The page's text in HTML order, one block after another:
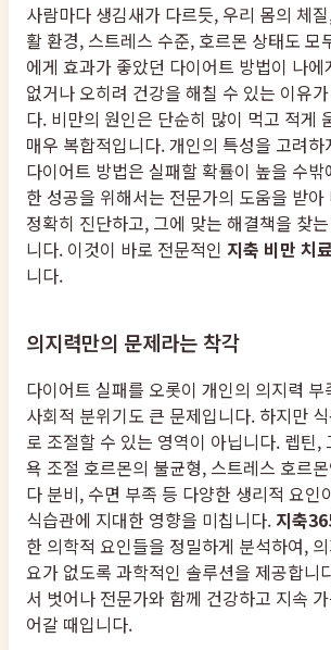
사람마다 생김새가 다르듯, 우리 몸의 체
활 환경, 스트레스 수준, 호르몬 상태도 모
에게 효과가 좋았던 다이어트 방법이 나
없거나 오히려 건강을 해칠 수 있는 이유
다. 비만의 원인은 단순히 많이 먹고 적게
매우 복합적입니다. 개인의 특성을 고려하
다이어트 방법은 실패할 확률이 높을 수밖
한 성공을 위해서는 전문가의 도움을 받
정확히 진단하고, 그에 맞는 해결책을 찾
니다. 이것이 바로 전문적인 지축 비만 치
니다.
의지력만의 문제라는 착각
다이어트 실패를 오롯이 개인의 의지력
사회적 분위기도 큰 문제입니다. 하지만
로 조절할 수 있는 영역이 아닙니다. 렙틴,
욕 조절 호르몬의 불균형, 스트레스 호르
다 분비, 수면 부족 등 다양한 생리적 요인
식습관에 지대한 영향을 미칩니다. 지축
한 의학적 요인들을 정밀하게 분석하여,
요가 없도록 과학적인 솔루션을 제공합니
서 벗어나 전문가와 함께 건강하고 지속
어갈 때입니다.